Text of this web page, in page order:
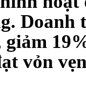
Doanh
giảm
vỏn